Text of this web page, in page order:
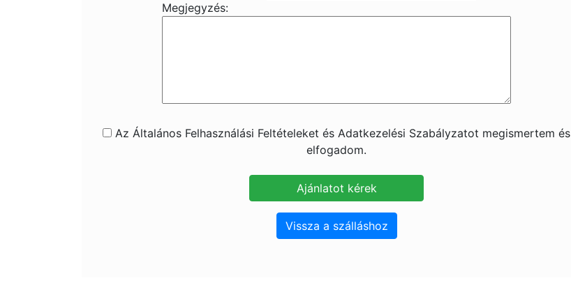
Megjegyzés:
Az Általános Felhasználási Feltételeket és Adatkezelési Szabályzatot megismertem és
elfogadom.
Vissza a szálláshoz